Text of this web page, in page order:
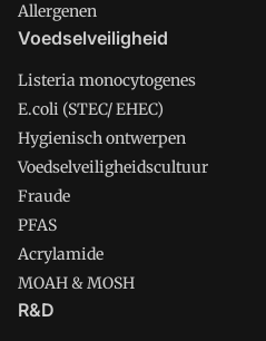
Allergenen
Voedselveiligheid
Listeria monocytogenes
E.coli (STEC/ EHEC)
Hygienisch ontwerpen
Voedselveiligheidscultuur
Fraude
PFAS
Acrylamide
MOAH & MOSH
R&D